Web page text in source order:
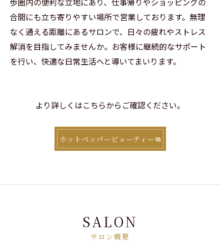
合間にも立ち寄りやすい場所で営業しております。無理
なく通える距離にあるサロンで、日々の疲れやストレス
解消を目指してみませんか。お客様に継続的なサポート
を行い、快適な日常生活へと導いてまいります。
より詳しくはこちらからご確認ください。
ホットペッパービューティー
SALON
サロン概要